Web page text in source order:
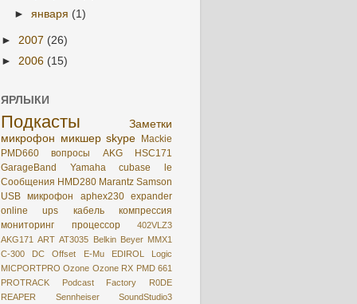
►января (1)
► 2007 (26)
► 2006 (15)
ЯРЛЫКИ
Подкасты
Заметки
микрофон микшер skype Mackie
PMD660
вопросы
AKG HSC171
GarageBand
Yamaha
cubase le
Сообщения HMD280 Marantz Samson
USB микрофон
aphex230 expander
online
ups кабель
компрессия
мониторинг
процессор
402VLZ3
AKG171
ART AT3035 Belkin Beyer MMX1
C-300
DC Offset E-Mu EDIROL
Logic
MICPORTPRO Ozone Ozone RX PMD 661
PROTRACK
Podcast Factory
R0DE
REAPER
Sennheiser
SoundStudio3